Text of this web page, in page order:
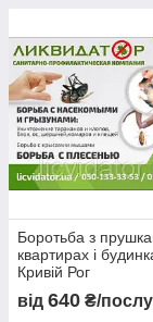
Боротьба з
квартирах і
Кривій Рог
від 640 ₴/